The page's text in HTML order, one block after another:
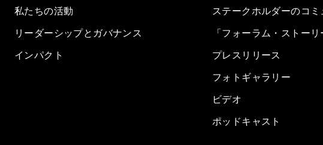
私たちの活動
リーダーシップとガバナンス
インパクト
ステークホルダーのコミ
「フォーラム・ストーリ
プレスリリース
フォトギャラリー
ビデオ
ポッドキャスト